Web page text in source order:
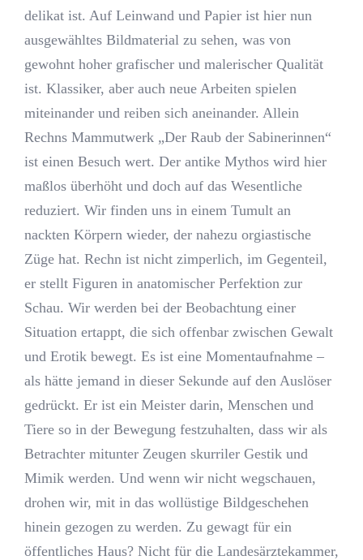
delikat ist. Auf Leinwand und Papier ist hier nun
ausgewähltes Bildmaterial zu sehen, was von
gewohnt hoher grafischer und malerischer Qualität
ist. Klassiker, aber auch neue Arbeiten spielen
miteinander und reiben sich aneinander. Allein
Rechns Mammutwerk „Der Raub der Sabinerinnen“
ist einen Besuch wert. Der antike Mythos wird hier
maßlos überhöht und doch auf das Wesentliche
reduziert. Wir finden uns in einem Tumult an
nackten Körpern wieder, der nahezu orgiastische
Züge hat. Rechn ist nicht zimperlich, im Gegenteil,
er stellt Figuren in anatomischer Perfektion zur
Schau. Wir werden bei der Beobachtung einer
Situation ertappt, die sich offenbar zwischen Gewalt
und Erotik bewegt. Es ist eine Momentaufnahme –
als hätte jemand in dieser Sekunde auf den Auslöser
gedrückt. Er ist ein Meister darin, Menschen und
Tiere so in der Bewegung festzuhalten, dass wir als
Betrachter mitunter Zeugen skurriler Gestik und
Mimik werden. Und wenn wir nicht wegschauen,
drohen wir, mit in das wollüstige Bildgeschehen
hinein gezogen zu werden. Zu gewagt für ein
öffentliches Haus? Nicht für die Landesärztekammer,